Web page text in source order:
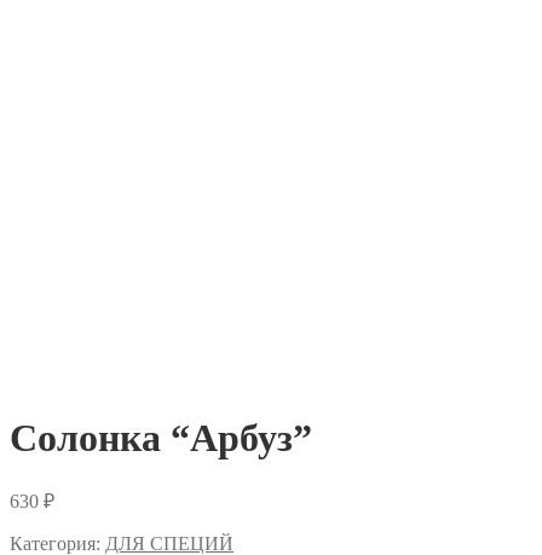
Солонка “Арбуз”
630 ₽
Категория: ДЛЯ СПЕЦИЙ